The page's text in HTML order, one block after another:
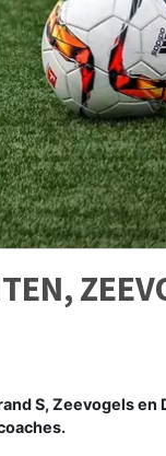
S, Zeevogels en